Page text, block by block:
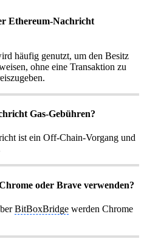
Ethereum-Nachricht
häufig genutzt, um den Besitz
ohne eine Transaktion zu
Gas-Gebühren?
ist ein Off-Chain-Vorgang und
oder Brave verwenden?
BitBoxBridge werden Chrome